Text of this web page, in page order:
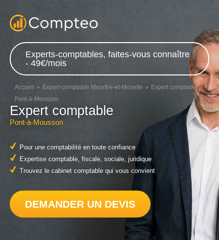
Experts-comptables, faites-vous connaître
- 49€/mois
Accueil Expert-comptable Meurthe-et-Moselle
Expert comptable
Pont-à-Mousson
Expert comptable
Pont-à-Mousson
Pour une comptabilité en toute confiance
Expertise comptable, fiscale, sociale, juridique
Trouvez le cabinet comptable qui vous convient
DEMANDER UN DEVIS